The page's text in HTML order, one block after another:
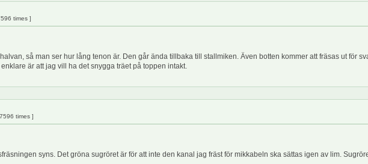
times ]
så man ser hur lång tenon är. Den går ända tillbaka till stallmiken. Även botten kommer att fräsas ut för
är att jag vill ha det snygga träet på toppen intakt.
times ]
syns. Det gröna sugröret är för att inte den kanal jag fräst för mikkabeln ska sättas igen av lim.